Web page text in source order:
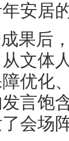
安居
果后
文体
优化
言饱
会场